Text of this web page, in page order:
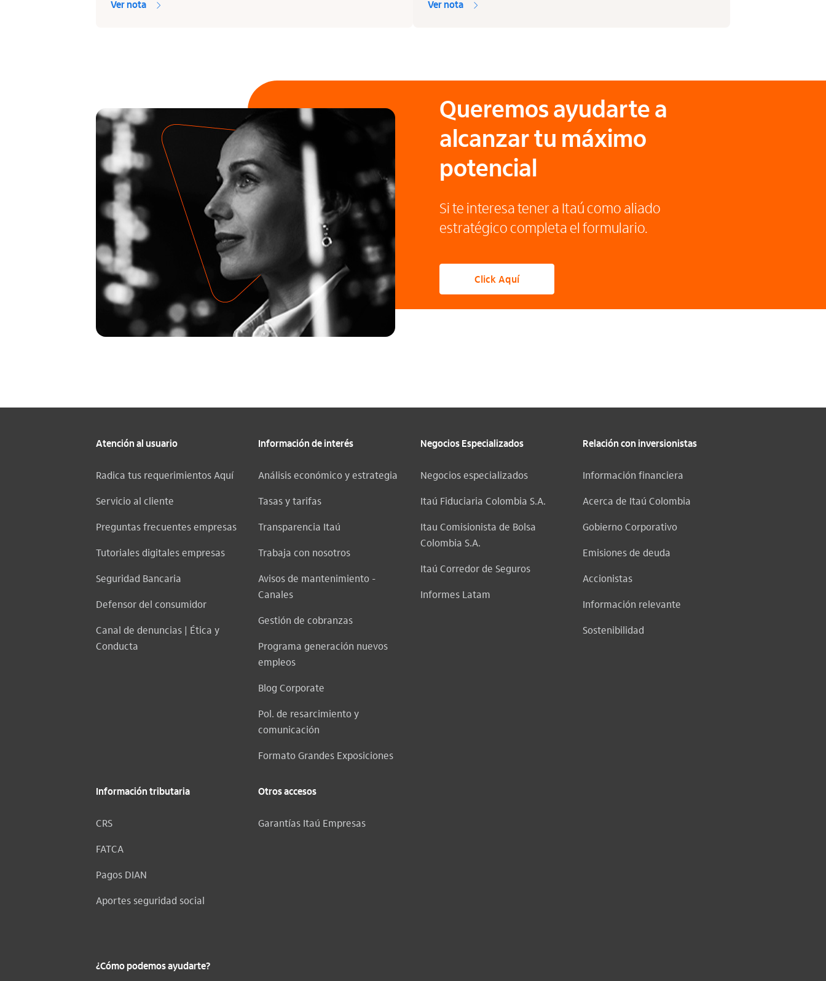
Ver nota Ver nota
Queremos ayudarte a
alcanzar tu máximo
potencial
Si te interesa tener a Itaú como aliado
estratégico completa el formulario.
Click Aquí
Atención al usuario
Radica tus requerimientos Aquí
Servicio al cliente
Preguntas frecuentes empresas
Tutoriales digitales empresas
Seguridad Bancaria
Defensor del consumidor
Canal de denuncias | Ética y
Conducta
Información de interés
Análisis económico y estrategia
Tasas y tarifas
Transparencia Itaú
Trabaja con nosotros
Avisos de mantenimiento -
Canales
Gestión de cobranzas
Programa generación nuevos
empleos
Blog Corporate
Pol. de resarcimiento y
comunicación
Formato Grandes Exposiciones
Negocios Especializados
Negocios especializados
Itaú Fiduciaria Colombia S.A.
Itau Comisionista de Bolsa
Colombia S.A.
Itaú Corredor de Seguros
Informes Latam
Relación con inversionistas
Información financiera
Acerca de Itaú Colombia
Gobierno Corporativo
Emisiones de deuda
Accionistas
Información relevante
Sostenibilidad
Información tributaria
CRS
FATCA
Pagos DIAN
Aportes seguridad social
Otros accesos
Garantías Itaú Empresas
¿Cómo podemos ayudarte?